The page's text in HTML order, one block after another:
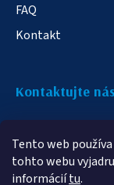
Tento web
tohto webu
informáciítu.
FAQ
Kontakt
Kontaktujte nás